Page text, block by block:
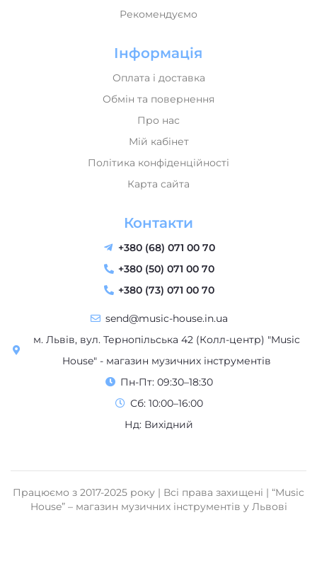
Рекомендуємо
Інформація
Оплата і доставка
Обмін та повернення
Про нас
Мій кабінет
Політика конфіденційності
Карта сайта
Контакти
+380 (68) 071 00 70
+380 (50) 071 00 70
+380 (73) 071 00 70
send@music-house.in.ua
м. Львів, вул. Тернопільська 42 (Колл-центр) "Music
House" - магазин музичних інструментів
Пн-Пт: 09:30–18:30
Сб: 10:00–16:00
Нд: Вихідний
Працюємо з 2017-2025 року | Всі права захищені | “Music
House” – магазин музичних інструментів у Львові